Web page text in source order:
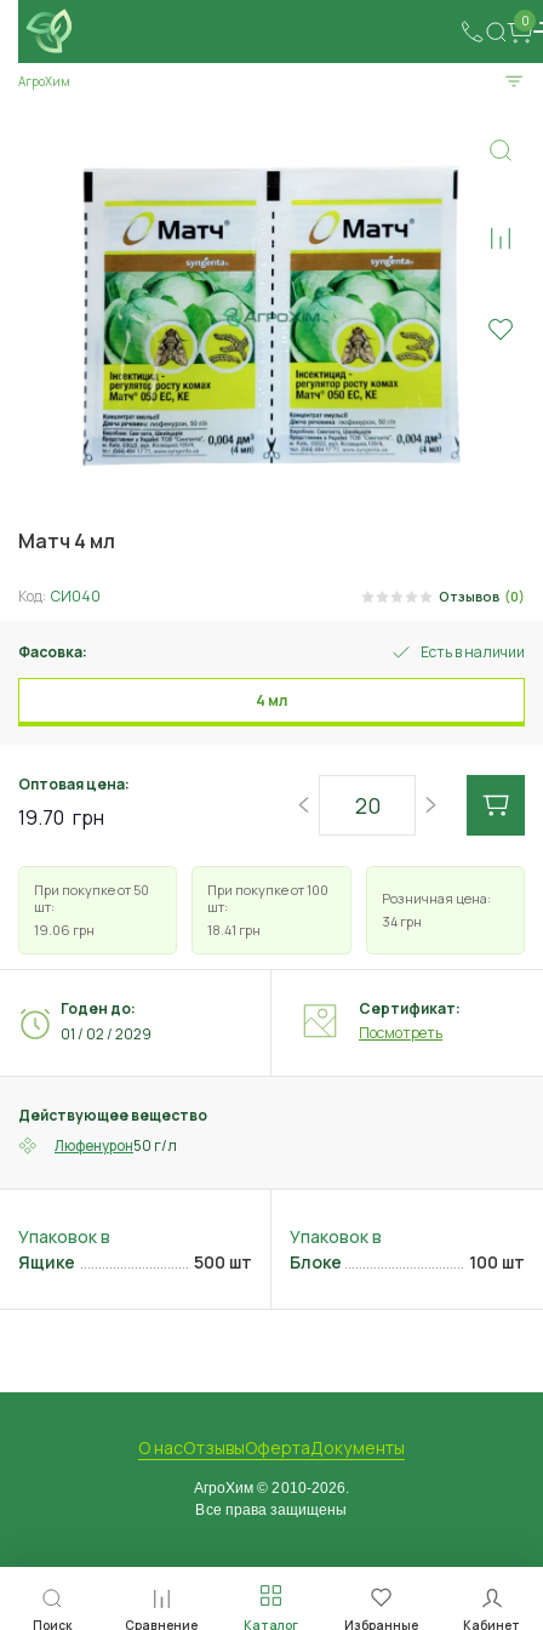
0
Поиск Сравнение Каталог Избранные Кабинет
АгроХим
Матч 4 мл
Код: СИ040 Отзывов (0)
Фасовка: Есть в наличии
4 мл
Оптовая цена:
19.70 грн
При покупке от 50
шт:
19.06 грн
При покупке от 100
шт:
18.41 грн
Розничная цена:
34 грн
Действующее вещество
Люфенурон50 г/л
Годен до:
01 / 02 / 2029
Сертификат:
Посмотреть
Ящике 500 шт Блоке 100 шт
О насОтзывыОфертаДокументы
АгроХим © 2010-2026.
Все права защищены